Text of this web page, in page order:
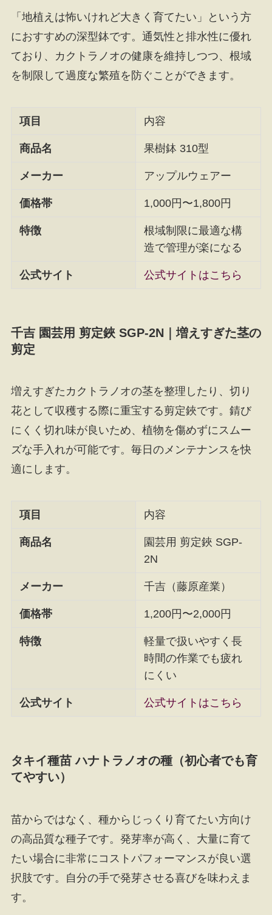
「地植えは怖いけれど大きく育てたい」という方
におすすめの深型鉢です。通気性と排水性に優れ
ており、カクトラノオの健康を維持しつつ、根域
を制限して過度な繁殖を防ぐことができます。
項目 内容
商品名 果樹鉢 310型
メーカー アップルウェアー
価格帯 1,000円〜1,800円
特徴
根域制限に最適な構
造で管理が楽になる
公式サイト 公式サイトはこちら
千吉 園芸用 剪定鋏 SGP-2N｜増えすぎた茎の
剪定
増えすぎたカクトラノオの茎を整理したり、切り
花として収穫する際に重宝する剪定鋏です。錆び
にくく切れ味が良いため、植物を傷めずにスムー
ズな手入れが可能です。毎日のメンテナンスを快
適にします。
項目 内容
商品名
園芸用 剪定鋏 SGP-
2N
メーカー 千吉（藤原産業）
価格帯 1,200円〜2,000円
特徴
軽量で扱いやすく長
時間の作業でも疲れ
にくい
公式サイト 公式サイトはこちら
タキイ種苗 ハナトラノオの種（初心者でも育
てやすい）
苗からではなく、種からじっくり育てたい方向け
の高品質な種子です。発芽率が高く、大量に育て
たい場合に非常にコストパフォーマンスが良い選
択肢です。自分の手で発芽させる喜びを味わえま
す。